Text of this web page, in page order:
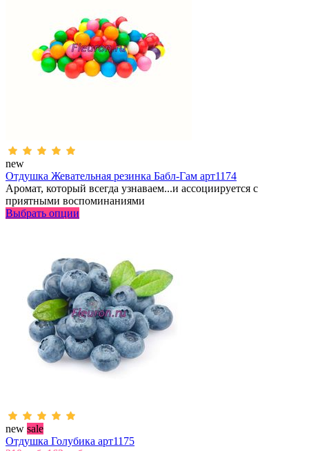
new
Отдушка Жевательная резинка Бабл-Гам арт1174
Аромат, который всегда узнаваем...и ассоциируется с
приятными воспоминаниями
Выбрать опции
new sale
Отдушка Голубика арт1175